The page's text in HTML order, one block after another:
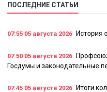
ПОСЛЕДНИЕ СТАТЬИ
07:55 05 августа 2026 История
07:50 05 августа 2026
Госдумы и законодательные
07:45 05 августа 2026
Итоги